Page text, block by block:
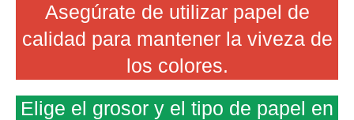
Asegúrate de utilizar papel de
calidad para mantener la viveza de
los colores.
Elige el grosor y el tipo de papel en